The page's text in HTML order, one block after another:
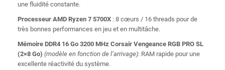
une fluidité constante.
Processeur AMD Ryzen 7 5700X : 8 cœurs / 16 threads pour de
très bonnes performances en jeu et en multitâche.
Mémoire DDR4 16 Go 3200 MHz Corsair Vengeance RGB PRO SL
(2×8 Go) (modèle en fonction de l’arrivage): RAM rapide pour une
excellente réactivité du système.